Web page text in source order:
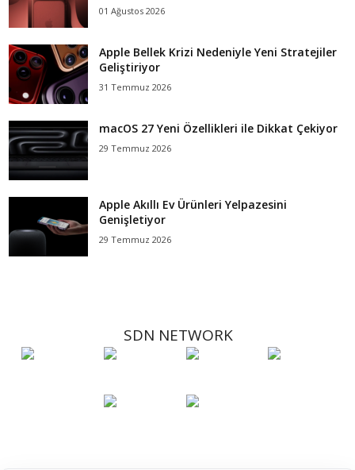
01 Ağustos 2026
Apple Bellek Krizi Nedeniyle Yeni Stratejiler
Geliştiriyor
31 Temmuz 2026
macOS 27 Yeni Özellikleri ile Dikkat Çekiyor
29 Temmuz 2026
Apple Akıllı Ev Ürünleri Yelpazesini
Genişletiyor
29 Temmuz 2026
SDN NETWORK